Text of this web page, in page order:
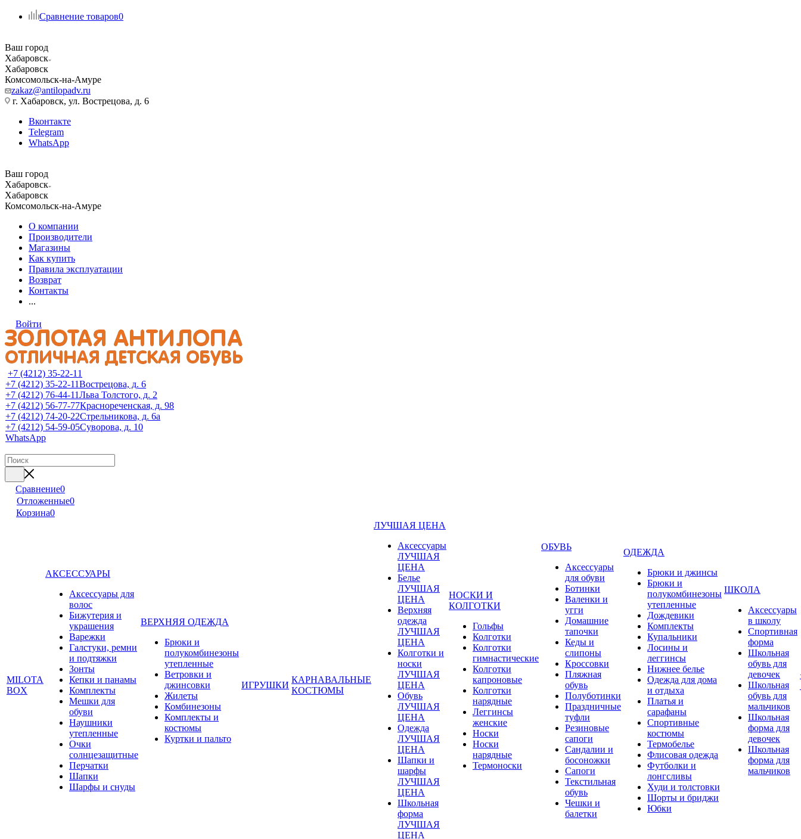
Сравнение товаров0
Ваш город
Хабаровск
Хабаровск
Комсомольск-на-Амуре
zakaz@antilopadv.ru
г. Хабаровск, ул. Вострецова, д. 6
Вконтакте
Telegram
WhatsApp
Ваш город
Хабаровск
Хабаровск
Комсомольск-на-Амуре
О компании
Производители
Магазины
Как купить
Правила эксплуатации
Возврат
Контакты
...
Войти
+7 (4212) 35-22-11
+7 (4212) 35-22-11Вострецова, д. 6
+7 (4212) 76-44-11Льва Толстого, д. 2
+7 (4212) 56-77-77Краснореченская, д. 98
+7 (4212) 74-20-22Стрельникова, д. 6а
+7 (4212) 54-59-05Суворова, д. 10
WhatsApp
Сравнение0
Отложенные0
Корзина0
MILOTA
BOX
АКСЕССУАРЫ
Аксессуары для
волос
Бижутерия и
украшения
Варежки
Галстуки, ремни
и подтяжки
Зонты
Кепки и панамы
Комплекты
Мешки для
обуви
Наушники
утепленные
Очки
солнцезащитные
Перчатки
Шапки
Шарфы и снуды
ВЕРХНЯЯ ОДЕЖДА
Брюки и
полукомбинезоны
утепленные
Ветровки и
джинсовки
Жилеты
Комбинезоны
Комплекты и
костюмы
Куртки и пальто
ИГРУШКИ
КАРНАВАЛЬНЫЕ
КОСТЮМЫ
ЛУЧШАЯ ЦЕНА
Аксессуары
ЛУЧШАЯ
ЦЕНА
Белье
ЛУЧШАЯ
ЦЕНА
Верхняя
одежда
ЛУЧШАЯ
ЦЕНА
Колготки и
носки
ЛУЧШАЯ
ЦЕНА
Обувь
ЛУЧШАЯ
ЦЕНА
Одежда
ЛУЧШАЯ
ЦЕНА
Шапки и
шарфы
ЛУЧШАЯ
ЦЕНА
Школьная
форма
ЛУЧШАЯ
ЦЕНА
НОСКИ И
КОЛГОТКИ
Гольфы
Колготки
Колготки
гимнастические
Колготки
капроновые
Колготки
нарядные
Леггинсы
женские
Носки
Носки
нарядные
Термоноски
ОБУВЬ
Аксессуары
для обуви
Ботинки
Валенки и
угги
Домашние
тапочки
Кеды и
слипоны
Кроссовки
Пляжная
обувь
Полуботинки
Праздничные
туфли
Резиновые
сапоги
Сандалии и
босоножки
Сапоги
Текстильная
обувь
Чешки и
балетки
ОДЕЖДА
Брюки и джинсы
Брюки и
полукомбинезоны
утепленные
Дождевики
Комплекты
Купальники
Лосины и
леггинсы
Нижнее белье
Одежда для дома
и отдыха
Платья и
сарафаны
Спортивные
костюмы
Термобелье
Флисовая одежда
Футболки и
лонгсливы
Худи и толстовки
Шорты и бриджи
Юбки
ШКОЛА
Аксессуары
в школу
Спортивная
форма
Школьная
обувь для
девочек
Школьная
обувь для
мальчиков
Школьная
форма для
девочек
Школьная
форма для
мальчиков